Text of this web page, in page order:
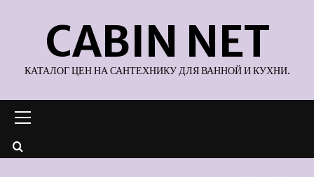
содержимомуCABIN NET
КАТАЛОГ ЦЕН НА САНТЕХНИКУ ДЛЯ ВАННОЙ И КУХНИ.
меню